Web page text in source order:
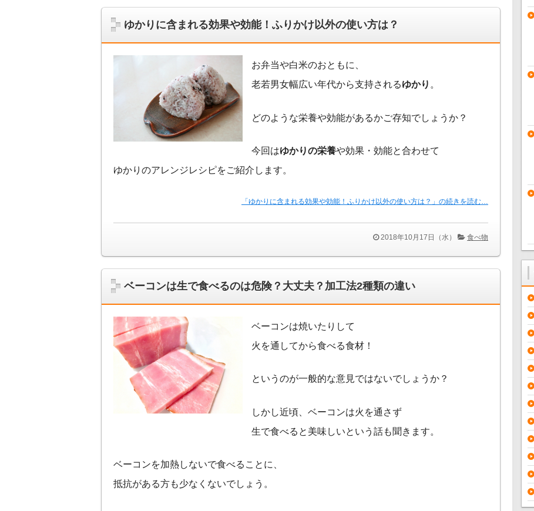
ゆかりに含まれる効果や効能！ふりかけ以外の使い方は？
お弁当や白米のおともに、
老若男女幅広い年代から支持されるゆかり 。
どのような栄養や効能があるかご存知でしょうか？
今回はゆかりの栄養や効果・効能と合わせて
ゆかりのアレンジレシピをご紹介します。
「ゆかりに含まれる効果や効能！ふりかけ以外の使い方は？」の続きを読む…
2018年10月17日（水） 食べ物
ベーコンは生で食べるのは危険？大丈夫？加工法2種類の違い
ベーコンは焼いたりして
火を通してから食べる食材！
というのが一般的な意見ではないでしょうか？
しかし近頃、ベーコンは火を通さず
生で食べると美味しいという話も聞きます。
ベーコンを加熱しないで食べることに、
抵抗がある方も少なくないでしょう。